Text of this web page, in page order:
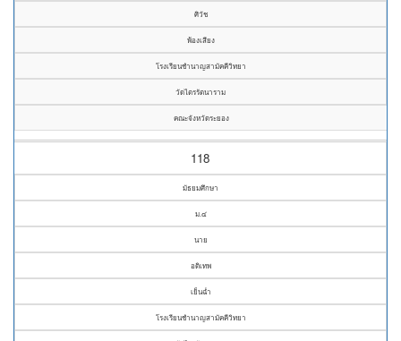
ศิวัช
พ้องเสียง
โรงเรียนชำนาญสามัคคีวิทยา
วัดไตรรัตนาราม
คณะจังหวัดระยอง
118
มัธยมศึกษา
ม.๔
นาย
อดิเทพ
เย็นฉ่ำ
โรงเรียนชำนาญสามัคคีวิทยา